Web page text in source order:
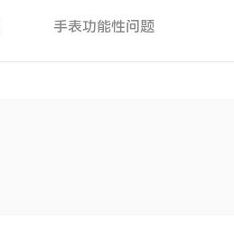
手表功能性问题